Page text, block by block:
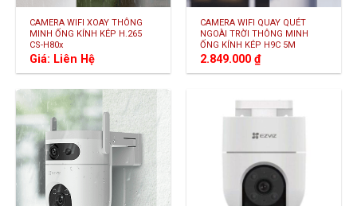
CAMERA WIFI XOAY THÔNG
MINH ỐNG KÍNH KÉP H.265
CS-H80x
Giá: Liên Hệ
CAMERA WIFI QUAY QUÉT
NGOÀI TRỜI THÔNG MINH
ỐNG KÍNH KÉP H9C 5M
2.849.000₫